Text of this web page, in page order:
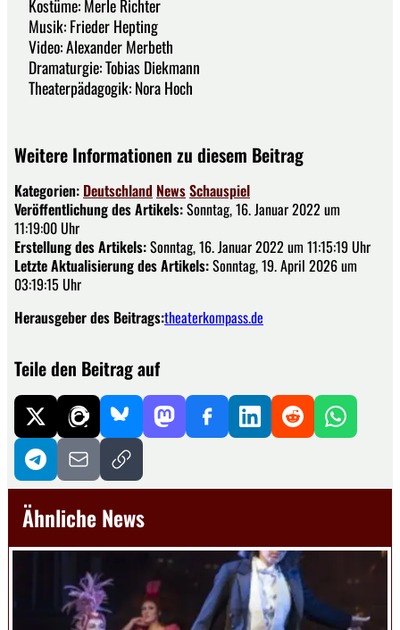
Kostüme: Merle Richter
Musik: Frieder Hepting
Video: Alexander Merbeth
Dramaturgie: Tobias Diekmann
Theaterpädagogik: Nora Hoch
Weitere Informationen zu diesem Beitrag
Kategorien: Deutschland NewsSchauspiel
Veröffentlichung des Artikels:Sonntag, 16. Januar 2022 um
11:19:00 Uhr
Erstellung des Artikels:Sonntag, 16. Januar 2022 um 11:15:19 Uhr
Letzte Aktualisierung des Artikels:Sonntag, 19. April 2026 um
03:19:15 Uhr
Herausgeber des Beitrags:theaterkompass.de
Teile den Beitrag auf
Ähnliche News